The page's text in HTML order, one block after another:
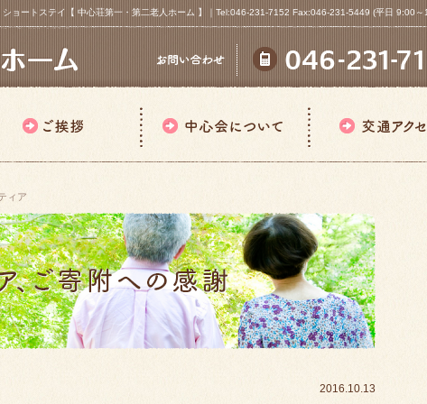
ョートステイ【 中心荘第一・第二老人ホーム 】｜Tel:046-231-7152 Fax:046-231-5449 (平日 9:00
ィア
2016.10.13